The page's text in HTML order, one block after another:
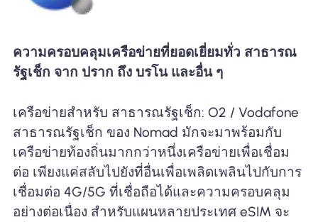
ความครอบคลุมเครือข่ายที่ยอดเยี่ยมทั่ว สาธารณ
รัฐเช็ก จาก ปราก ถึง บรโน และอื่น ๆ
เครือข่ายสำหรับ สาธารณรัฐเช็ก: O2 / Vodafone
สาธารณรัฐเช็ก ของ Nomad มักจะมาพร้อมกับ
เครือข่ายท้องถิ่นมากกว่าหนึ่งเครือข่ายเพื่อเชื่อม
ต่อ เพียงแค่สลับไปยังที่อื่นเพื่อเพลิดเพลินไปกับการ
เชื่อมต่อ 4G/5G ที่เชื่อถือได้และความครอบคลุม
อย่างต่อเนื่อง สำหรับแผนหลายประเทศ eSIM จะ